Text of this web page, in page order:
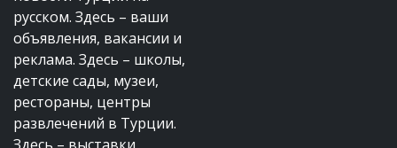
русском. Здесь – ваши
объявления, вакансии и
реклама. Здесь – школы,
детские сады, музеи,
рестораны, центры
развлечений в Турции.